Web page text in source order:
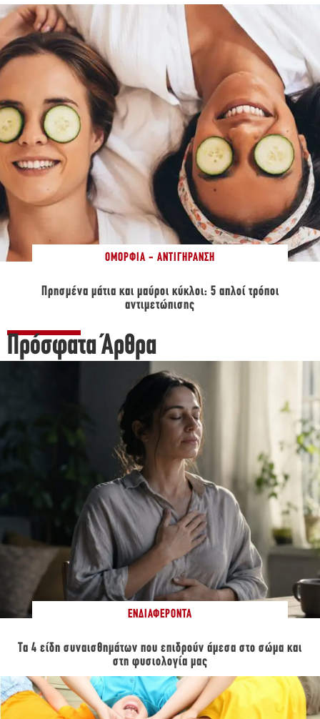
ΟΜΟΡΦΙΆ - ΑΝΤΙΓΉΡΑΝΣΗ
Πρησμένα μάτια και μαύροι κύκλοι: 5 απλοί τρόποι
αντιμετώπισης
Πρόσφατα Άρθρα
ΕΝΔΙΑΦΈΡΟΝΤΑ
Τα 4 είδη συναισθημάτων που επιδρούν άμεσα στο σώμα και
στη φυσιολογία μας